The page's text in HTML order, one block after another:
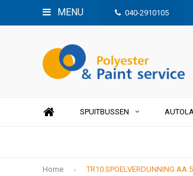
MENU 040-2910105
SPUITBUSSEN
Home TR10 SPOELVERDUNNING AA